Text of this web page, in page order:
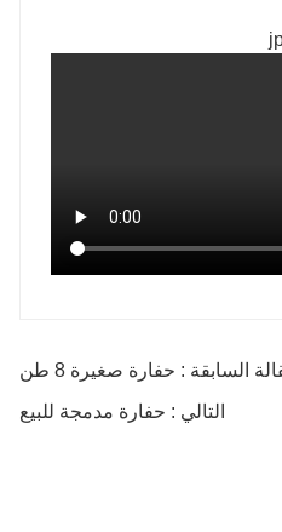
السابقة : حفارة صغيرة 8 طن
التالي : حفارة مدمجة للبيع